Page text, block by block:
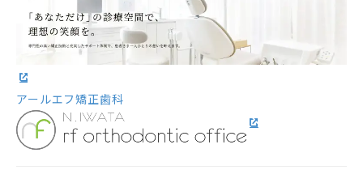
アールエフ矯正歯科